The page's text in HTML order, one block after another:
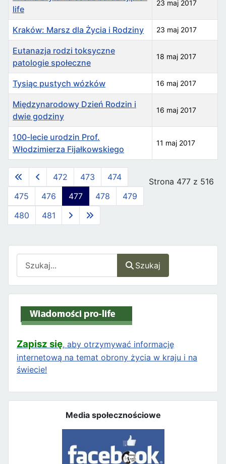
Szukaj
Zapisz się, aby otrzymywać informację
internetową na temat obrony życia w kraju i na
świecie!
Media społecznościowe
Spis artykułów
life
23 maj 2017
Kraków: Marsz dla Życia i Rodziny 23 maj 2017
Eutanazja rodzi toksyczne
patologie społeczne
18 maj 2017
Tysiąc pustych wózków 16 maj 2017
Międzynarodowy Dzień Rodzin i
dwie godziny
16 maj 2017
100-lecie urodzin Prof.
Włodzimierza Fijałkowskiego
11 maj 2017
Strona 477 z 516
472 473
474
475
476 477 478
479
480
481